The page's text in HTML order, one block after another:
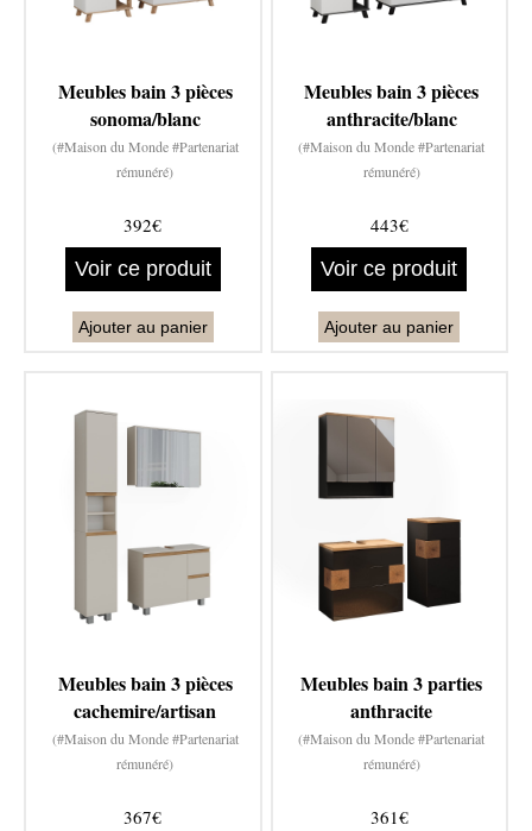
Meubles bain 3 pièces
sonoma/blanc
(#Maison du Monde #Partenariat
rémunéré)
392€
Voir ce produit
Ajouter au panier
Meubles bain 3 pièces
anthracite/blanc
(#Maison du Monde #Partenariat
rémunéré)
443€
Voir ce produit
Ajouter au panier
Meubles bain 3 pièces
cachemire/artisan
(#Maison du Monde #Partenariat
rémunéré)
367€
Meubles bain 3 parties
anthracite
(#Maison du Monde #Partenariat
rémunéré)
361€